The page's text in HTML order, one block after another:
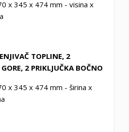
x 345 x 474 mm - visina x
TOPLINE, 2
2 PRIKLJUČKA BOČNO
x 345 x 474 mm - širina x